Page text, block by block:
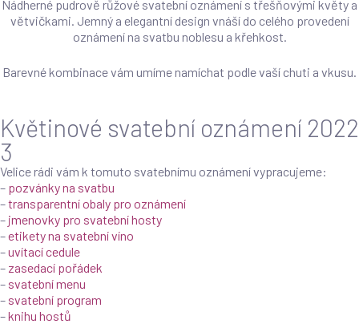
Nádherné pudrově růžové svatební oznámení s třešňovými květy a
větvičkami. Jemný a elegantní design vnáší do celého provedení
oznámení na svatbu noblesu a křehkost.
Barevné kombinace vám umíme namíchat podle vaší chuti a vkusu.
Květinové svatební oznámení 2022
3
Velice rádi vám k tomuto svatebnímu oznámení vypracujeme:
– pozvánky na svatbu
–transparentní obaly pro oznámení
– jmenovky pro svatební hosty
–etikety na svatební víno
–uvítací cedule
– zasedací pořádek
– svatební menu
– svatební program
–knihu hostů